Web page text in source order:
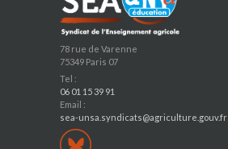
78 rue de Varenne
75349 Paris 07
Tel :
06 01 15 39 91
Email :
sea-unsa.syndicats@agriculture.gouv.fr